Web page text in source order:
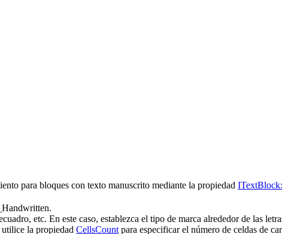
para bloques con texto manuscrito mediante la propiedad
etc. En este caso, establezca el tipo de marca alrededor de las
utilice la propiedad CellsCount para especificar el número de celdas de